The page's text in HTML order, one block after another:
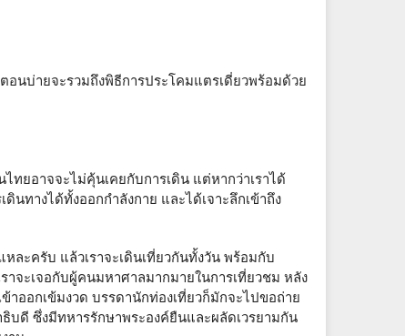
อนบ่ายจะรวมถึงพิธีการประโคมแตรเดี่ยวพร้อมด้วย
ไทยอาจจะไม่คุ้นเคยกับการเดิน แต่หากว่าเราได้
นทางได้ทั้งออกกำลังกาย และได้เจาะลึกเข้าถึง
ะครับ แล้วเราจะเดินเที่ยวกันทั้งวัน พร้อมกับ
จะเจอกับผู้คนมหาศาลมากมายในการเที่ยวชม หลัง
าออกเข้มงวด บรรดานักท่องเที่ยวก็มักจะไปขอถ่าย
บดี ซึ่งมีทหารรักษาพระองค์ยืนและผลัดเวรยามกัน